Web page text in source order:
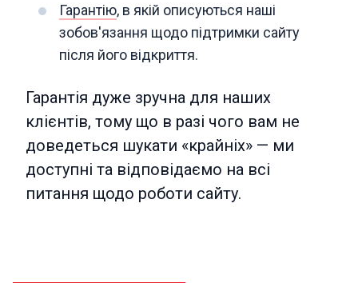
Гарантію, в якій описуються наші
зобов'язання щодо підтримки сайту
після його відкриття.
Гарантія дуже зручна для наших
клієнтів, тому що в разі чого вам не
доведеться шукати «крайніх» — ми
доступні та відповідаємо на всі
питання щодо роботи сайту.